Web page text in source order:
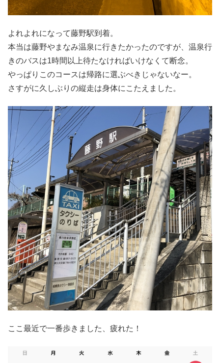
よれよれになって藤野駅到着。
本当は藤野やまなみ温泉に行きたかったのですが、温泉行
きのバスは1時間以上待たなければいけなくて断念。
やっぱりこのコースは帰路に選ぶべきじゃないなー。
さすがに久しぶりの縦走は身体にこたえました。
ここ最近で一番歩きました、疲れた！